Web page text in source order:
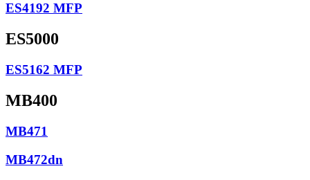
ES4192 MFP
ES5000
ES5162 MFP
MB400
MB471
MB472dn